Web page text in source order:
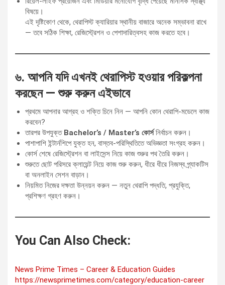
বিষয়ে।
এই দৃষ্টিকোণ থেকে, থেরাপিস্ট ক্যারিয়ার স্থানীয় বাজারে অনেক সম্ভাবনা রাখে
— তবে সঠিক শিক্ষা, রেজিস্ট্রেশন ও পেশাদারিত্বসহ কাজ করতে হবে।
৬. আপনি যদি এখনই থেরাপিস্ট হওয়ার পরিকল্পনা
করছেন — শুরু করুন এইভাবে
প্রথমে আপনার আগ্রহ ও শক্তি চিনে নিন — আপনি কোন থেরাপি-মডেলে কাজ
করবেন?
তারপর উপযুক্ত Bachelor’s / Master’s কোর্সনির্বাচন করুন।
পাশাপাশি ইন্টার্নশিপে যুক্ত হন, বাস্তব-পরিস্থিতিতে অভিজ্ঞতা সংগ্রহ করুন।
কোর্স শেষে রেজিস্ট্রেশন বা লাইসেন্স নিয়ে কাজ শুরুর পথ তৈরি করুন।
শুরুতে ছোট পরিসরে ক্লায়েন্ট নিয়ে কাজ শুরু করুন, ধীরে ধীরে নিজস্ব প্র্যাকটিস
বা অনলাইন সেশন বাড়ান।
নিয়মিত নিজের দক্ষতা উন্নয়ন করুন — নতুন থেরাপি পদ্ধতি, প্রযুক্তি,
প্রশিক্ষণ গ্রহণ করুন।
You Can Also Check:
News Prime Times – Career & Education Guides
https://newsprimetimes.com/category/education-career